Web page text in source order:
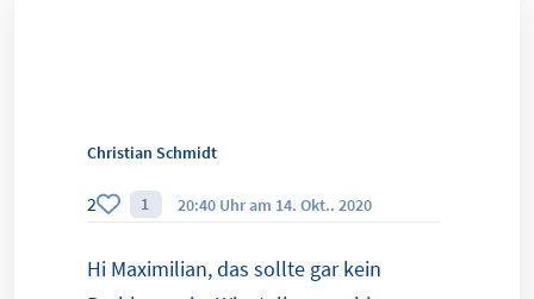
Christian Schmidt
2 1 20:40 Uhr am 14. Okt.. 2020
Hi Maximilian, das sollte gar kein